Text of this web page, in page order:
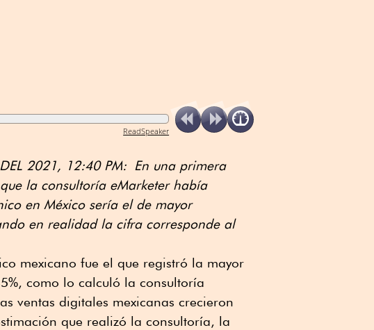
ReadSpeaker
2021, 12:40 PM: En una primera
la consultoría eMarketer había
en México sería el de mayor
en realidad la cifra corresponde al
mexicano fue el que registró la mayor
como lo calculó la consultoría
ventas digitales mexicanas crecieron
que realizó la consultoría, la